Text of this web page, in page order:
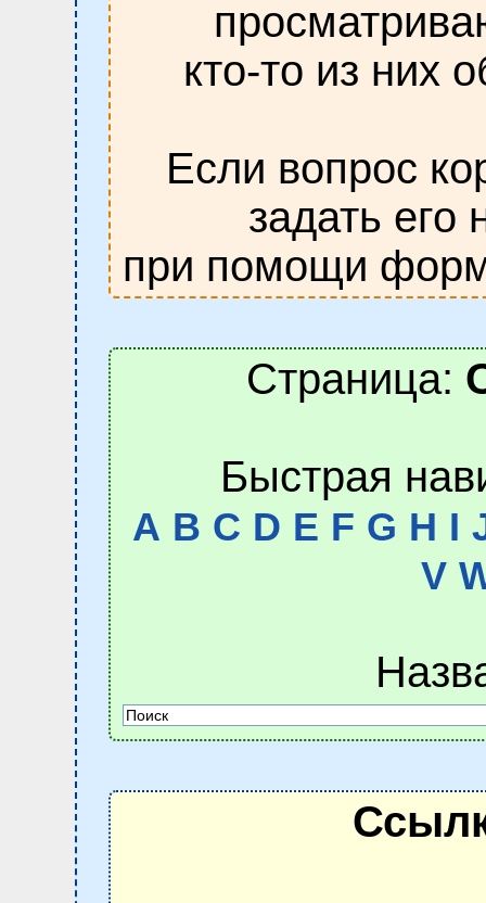
кто-то из них
Если вопрос
задать его
при помощи
Страница:
Быстрая
A B C D E F G H I
V